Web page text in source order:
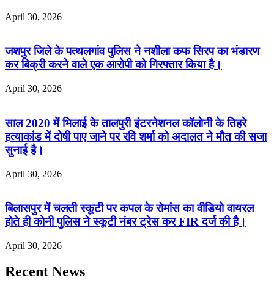
April 30, 2026
जशपुर जिले के पत्थलगांव पुलिस ने नशीला कफ सिरप का भंडारण
कर बिक्री करने वाले एक आरोपी को गिरफ्तार किया है।
April 30, 2026
साल 2020 में भिलाई के तालपुरी इंटरनेशनल कॉलोनी के तिहरे
हत्याकांड में दोषी पाए जाने पर रवि शर्मा को अदालत ने मौत की सजा
सुनाई है।
April 30, 2026
बिलासपुर में चलती स्कूटी पर कपल के रोमांस का वीडियो वायरल
होते ही कोनी पुलिस ने स्कूटी नंबर ट्रेस कर FIR दर्ज की है।
April 30, 2026
Recent News